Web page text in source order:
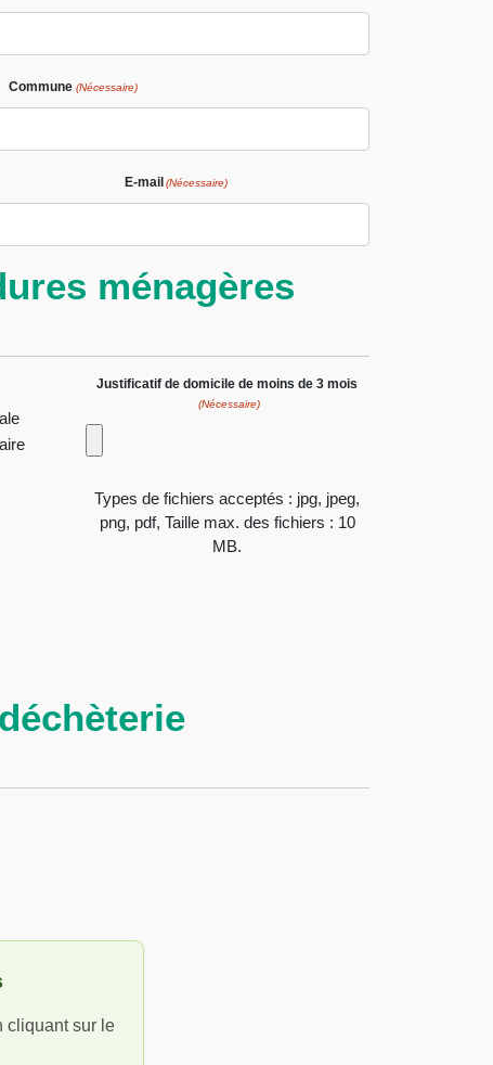
Commune (Nécessaire)
E-mail (Nécessaire)
ménagères
Justificatif de domicile de moins de 3 mois
(Nécessaire)
Types de fichiers acceptés : jpg, jpeg,
png, pdf, Taille max. des fichiers : 10
MB.
cliquant sur le